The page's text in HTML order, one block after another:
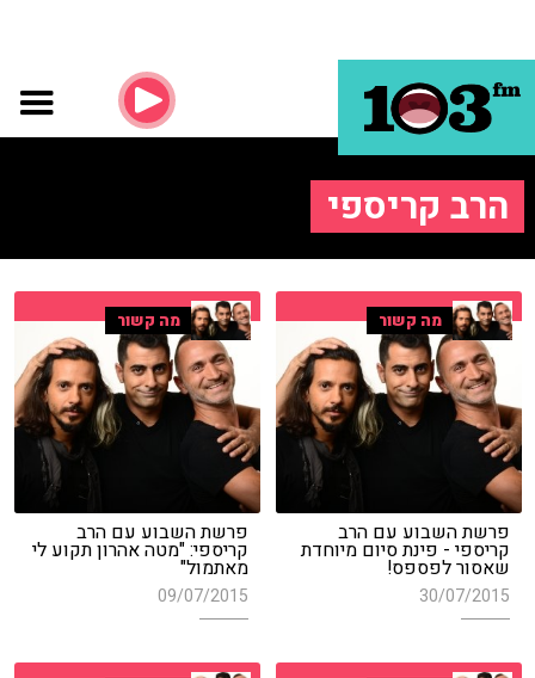
הרב קריספי
מה קשור
פרשת השבוע עם הרב
קריספי - פינת סיום מיוחדת
שאסור לפספס!
30/07/2015
מה קשור
פרשת השבוע עם הרב
קריספי: "מטה אהרון תקוע לי
מאתמול"
09/07/2015